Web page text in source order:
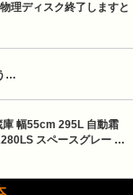
理ディスク終了しますと
…
庫 幅55cm 295L 自動霜
スペースグレー …